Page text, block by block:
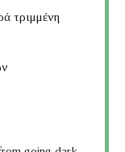
τριμμένη